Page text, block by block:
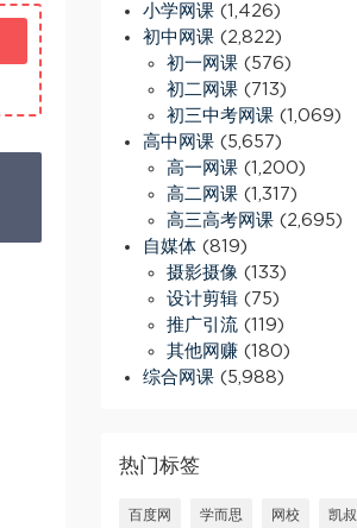
小学网课 (1,426)
初中网课 (2,822)
初一网课 (576)
初二网课 (713)
初三中考网课 (1,069)
高中网课 (5,657)
高一网课 (1,200)
高二网课 (1,317)
高三高考网课 (2,695)
自媒体 (819)
摄影摄像 (133)
设计剪辑 (75)
推广引流 (119)
其他网赚 (180)
综合网课 (5,988)
热门标签
百度网 学而思 网校 凯叔